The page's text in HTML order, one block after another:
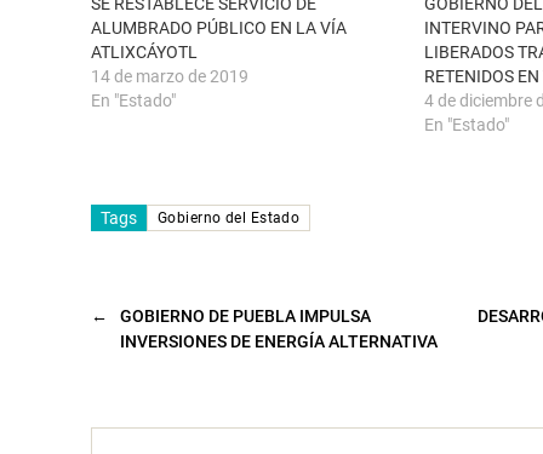
a
n
u
e
v
a
)
a
b
r
e
e
n
u
t
a
n
v
)
SE RESTABLECE SERVICIO DE
ALUMBRADO PÚBLICO EN LA VÍA
ATLIXCÁYOTL
14 de marzo de 2019
En "Estado"
GOBIERNO
INTERVINO
LIBERADOS
RETENIDOS
4 de diciembre
En "Estado"
Tags Gobierno del Estado
←
GOBIERNO DE PUEBLA IMPULSA
INVERSIONES DE ENERGÍA ALTERNATIVA